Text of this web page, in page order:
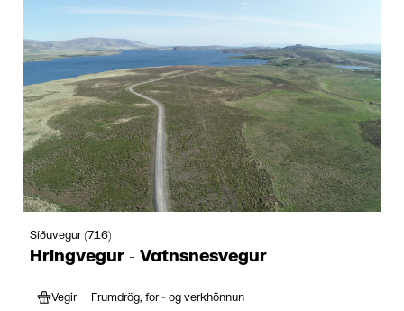
Síðuvegur (716)
Hringvegur - Vatnsnesvegur
Vegir Frumdrög, for - og verkhönnun